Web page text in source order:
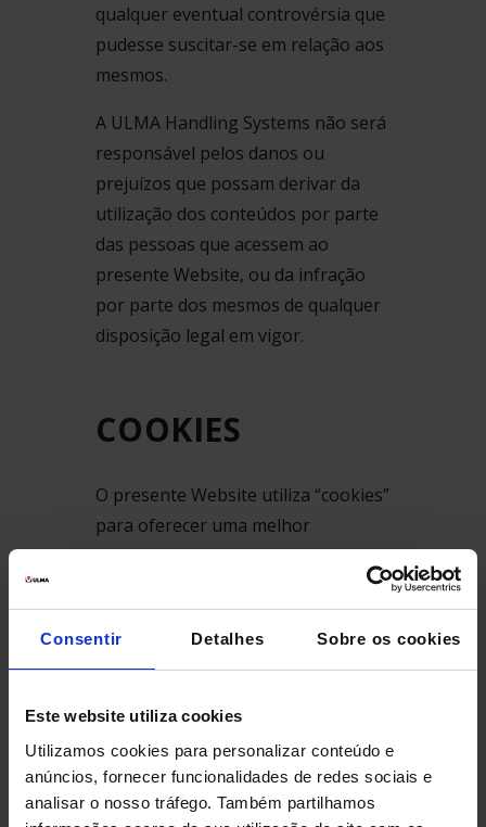
Consentir Detalhes Sobre os cookies
Este website utiliza cookies
Utilizamos cookies para personalizar conteúdo e
anúncios, fornecer funcionalidades de redes sociais e
analisar o nosso tráfego. Também partilhamos
qualquer eventual controvérsia que
pudesse suscitar-se em relação aos
mesmos.
A ULMA Handling Systems não será
responsável pelos danos ou
prejuízos que possam derivar da
utilização dos conteúdos por parte
das pessoas que acessem ao
presente Website, ou da infração
por parte dos mesmos de qualquer
disposição legal em vigor.
COOKIES
O presente Website utiliza “cookies”
para oferecer uma melhor
experiência ao usuário.
Você pode permitir, bloquear ou
eliminar os cookies instalados no
seu equipamento através da
navegador que utilize no seu
terminal ou dispositivo.
O usuário tem a possibilidade de